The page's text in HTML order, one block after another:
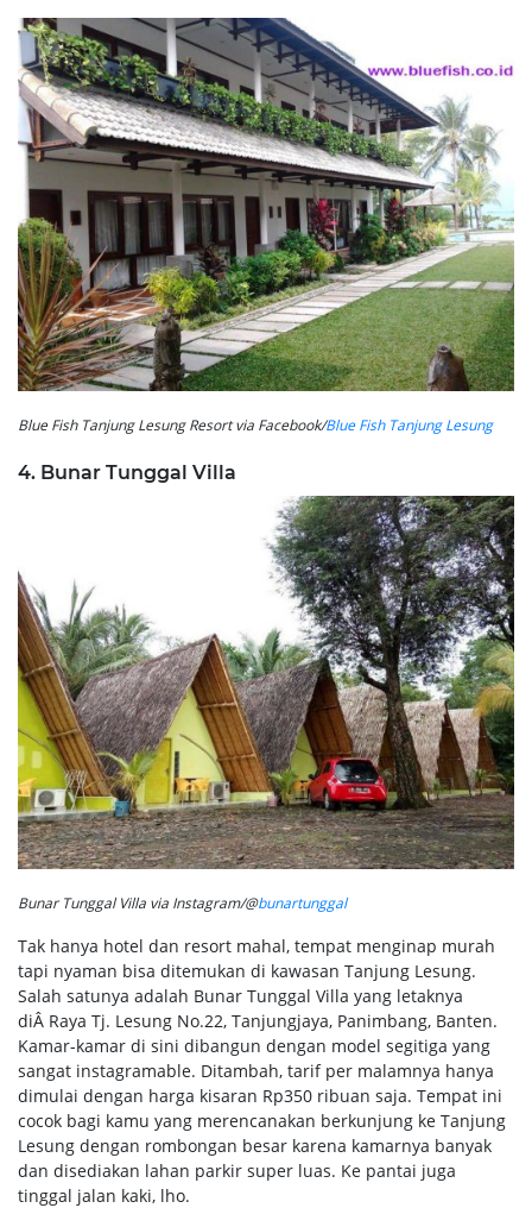
Blue Fish Tanjung Lesung Resort via Facebook/Blue Fish Tanjung Lesung
4. Bunar Tunggal Villa
Bunar Tunggal Villa via Instagram/@bunartunggal
Tak hanya hotel dan resort mahal, tempat menginap murah
tapi nyaman bisa ditemukan di kawasan Tanjung Lesung.
Salah satunya adalah Bunar Tunggal Villa yang letaknya
diÂ Raya Tj. Lesung No.22, Tanjungjaya, Panimbang, Banten.
Kamar-kamar di sini dibangun dengan model segitiga yang
sangat instagramable. Ditambah, tarif per malamnya hanya
dimulai dengan harga kisaran Rp350 ribuan saja. Tempat ini
cocok bagi kamu yang merencanakan berkunjung ke Tanjung
Lesung dengan rombongan besar karena kamarnya banyak
dan disediakan lahan parkir super luas. Ke pantai juga
tinggal jalan kaki, lho.